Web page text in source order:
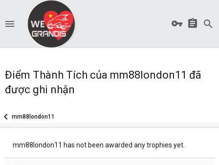
Điểm Thành Tích của mm88london11 đã
được ghi nhận
mm88london11
mm88london11 has not been awarded any trophies yet.